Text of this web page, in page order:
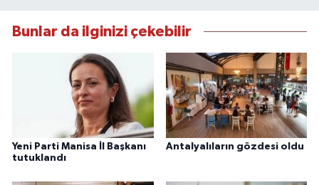
Bunlar da ilginizi çekebilir
Yeni Parti Manisa İl Başkanı
tutuklandı
Antalyalıların gözdesi oldu